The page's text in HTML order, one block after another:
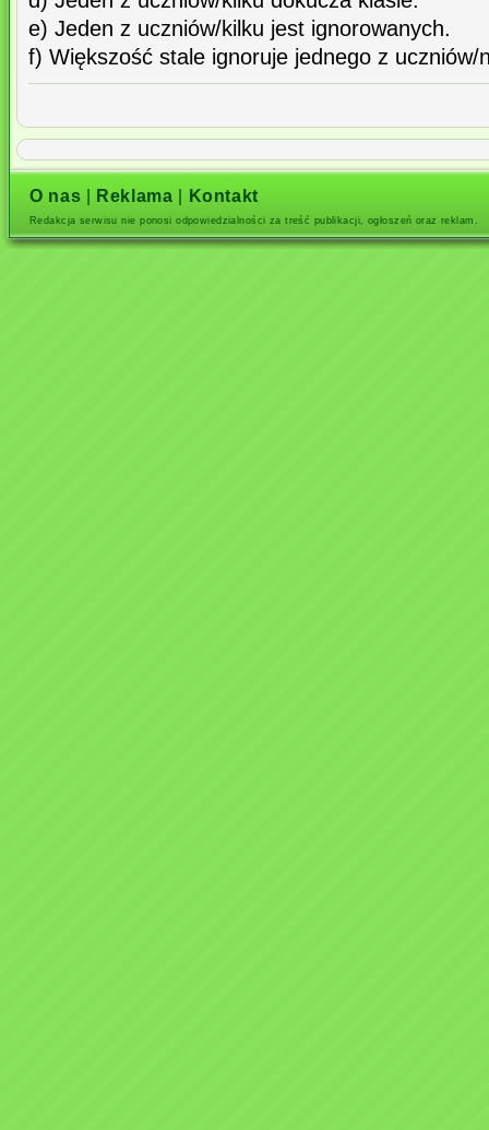
e) Jeden z uczniów/kilku jest ignorowanych.
f) Większość stale ignoruje jednego z uczniów/
O nas Reklama Kontakt
Redakcja serwisu nie ponosi odpowiedzialności za treść publikacji, ogłoszeń oraz reklam.